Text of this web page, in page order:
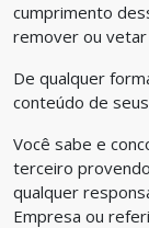
cumprimento
remover ou vetar
De qualquer
conteúdo de
Você sabe e
terceiro
qualquer
Empresa ou